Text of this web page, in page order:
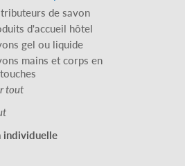
de savon
d'accueil hôtel
gel ou liquide
mains et corps en
tout
individuelle